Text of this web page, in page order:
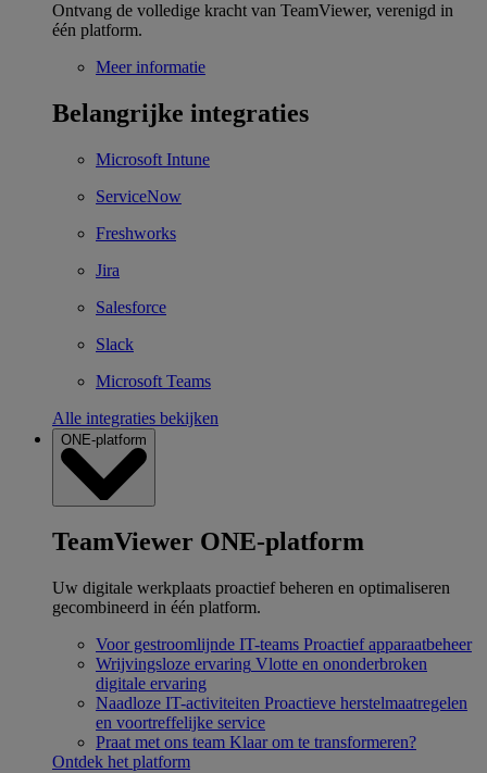
Ontvang de volledige kracht van TeamViewer, verenigd in
één platform.
Meer informatie
Belangrijke integraties
Microsoft Intune
ServiceNow
Freshworks
Jira
Salesforce
Slack
Microsoft Teams
Alle integraties bekijken
ONE-platform
TeamViewer ONE-platform
Uw digitale werkplaats proactief beheren en optimaliseren
gecombineerd in één platform.
Voor gestroomlijnde IT-teams Proactief apparaatbeheer
Wrijvingsloze ervaring Vlotte en ononderbroken
digitale ervaring
Naadloze IT-activiteiten Proactieve herstelmaatregelen
en voortreffelijke service
Praat met ons team Klaar om te transformeren?
Ontdek het platform